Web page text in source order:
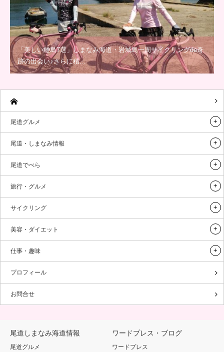
「美しい離島7選」しまなみ海道・岩城島一周サイクリングde奇
跡の出会い♪さらに積…
尾道グルメ
尾道・しまなみ情報
尾道でべら
旅行・グルメ
サイクリング
美容・ダイエット
仕事・趣味
プロフィール
お問合せ
尾道しまなみ海道情報
尾道グルメ
ワードプレス・ブログ
ワードプレス